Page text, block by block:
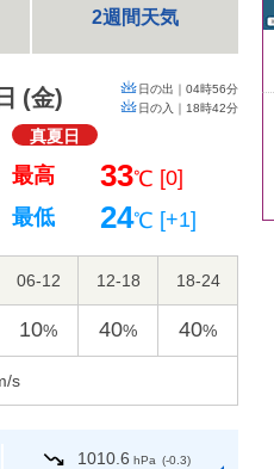
2週間天気
(金) 日の出｜ 04時56分
日の入｜ 18時42分
真夏日
最高 33℃ [0]
最低
24℃ [+1]
06-12 12-18 18-24
10% 40% 40%
s
1010.6 hPa (-0.3)